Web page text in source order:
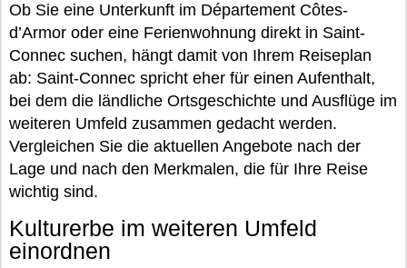
Ob Sie eine Unterkunft im Département Côtes-
d’Armor oder eine Ferienwohnung direkt in Saint-
Connec suchen, hängt damit von Ihrem Reiseplan
ab: Saint-Connec spricht eher für einen Aufenthalt,
bei dem die ländliche Ortsgeschichte und Ausflüge im
weiteren Umfeld zusammen gedacht werden.
Vergleichen Sie die aktuellen Angebote nach der
Lage und nach den Merkmalen, die für Ihre Reise
wichtig sind.
Kulturerbe im weiteren Umfeld
einordnen